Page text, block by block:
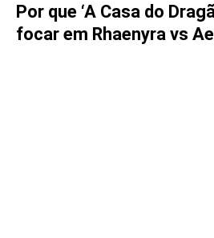
Por que ‘A Casa do
focar em Rhaenyra vs